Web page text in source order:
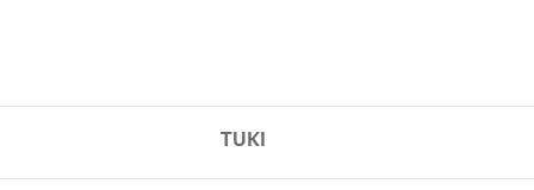
TUKI